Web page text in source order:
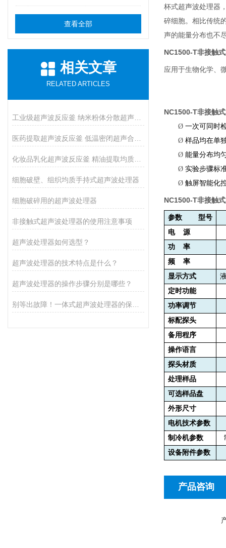
查看全部
相关文章
RELATED ARTICLES
细胞破壁、组织均质手持式超声波处理器
细胞破碎用的超声波处理器
非接触式超声波处理器的使用注意事项
超声波处理器如何选型？
超声波处理器的技术特点是什么？
超声波处理器的操作步骤分别是哪些？
杯式超声波处理器
碎细胞。相比传统
声的能量分布也不
NC1500-T非接触
应用于生物化学、
NC1500-T非接触
Ø 一次可同时
Ø 样品均在单
Ø 能量分布均
Ø 实验步骤标
Ø 触屏智能化
NC1500-T非接触
参数
型号
电
源
功
率
频
率
显示方式
定时功能
功率调节
标配探头
备用程序
操作语言
探头材质
处理样品
可选样品盘
外形尺寸
电机技术参数
制冷机参数
设备附件参数
产品咨询